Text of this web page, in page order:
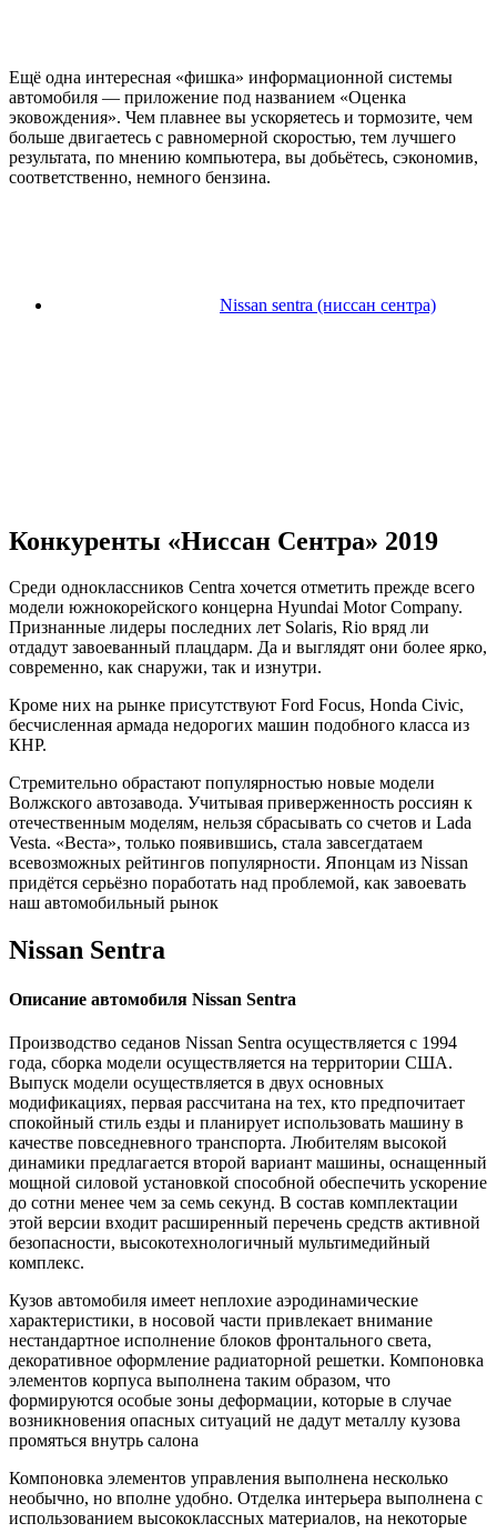
Ещё одна интересная «фишка» информационной системы
автомобиля — приложение под названием «Оценка
эковождения». Чем плавнее вы ускоряетесь и тормозите, чем
больше двигаетесь с равномерной скоростью, тем лучшего
результата, по мнению компьютера, вы добьётесь, сэкономив,
соответственно, немного бензина.
Nissan sentra (ниссан сентра)
Конкуренты «Ниссан Сентра» 2019
Среди одноклассников Centra хочется отметить прежде всего
модели южнокорейского концерна Hyundai Motor Company.
Признанные лидеры последних лет Solaris, Rio вряд ли
отдадут завоеванный плацдарм. Да и выглядят они более ярко,
современно, как снаружи, так и изнутри.
Кроме них на рынке присутствуют Ford Focus, Honda Civic,
бесчисленная армада недорогих машин подобного класса из
КНР.
Стремительно обрастают популярностью новые модели
Волжского автозавода. Учитывая приверженность россиян к
отечественным моделям, нельзя сбрасывать со счетов и Lada
Vesta. «Веста», только появившись, стала завсегдатаем
всевозможных рейтингов популярности. Японцам из Nissan
придётся серьёзно поработать над проблемой, как завоевать
наш автомобильный рынок
Nissan Sentra
Описание автомобиля Nissan Sentra
Производство седанов Nissan Sentra осуществляется с 1994
года, сборка модели осуществляется на территории США.
Выпуск модели осуществляется в двух основных
модификациях, первая рассчитана на тех, кто предпочитает
спокойный стиль езды и планирует использовать машину в
качестве повседневного транспорта. Любителям высокой
динамики предлагается второй вариант машины, оснащенный
мощной силовой установкой способной обеспечить ускорение
до сотни менее чем за семь секунд. В состав комплектации
этой версии входит расширенный перечень средств активной
безопасности, высокотехнологичный мультимедийный
комплекс.
Кузов автомобиля имеет неплохие аэродинамические
характеристики, в носовой части привлекает внимание
нестандартное исполнение блоков фронтального света,
декоративное оформление радиаторной решетки. Компоновка
элементов корпуса выполнена таким образом, что
формируются особые зоны деформации, которые в случае
возникновения опасных ситуаций не дадут металлу кузова
промяться внутрь салона
Компоновка элементов управления выполнена несколько
необычно, но вполне удобно. Отделка интерьера выполнена с
использованием высококлассных материалов, на некоторые